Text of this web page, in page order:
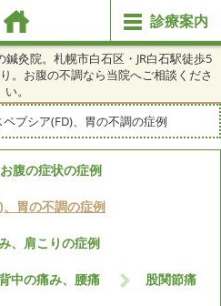
診療案内
灸院。札幌市白石区・JR白石駅徒歩5
。お腹の不調なら当院へご相談くださ
い。
プシア(FD)、胃の不調の症例
腹の症状の症例
胃の不調の症例
、肩こりの症例
中の痛み、腰痛 股関節痛